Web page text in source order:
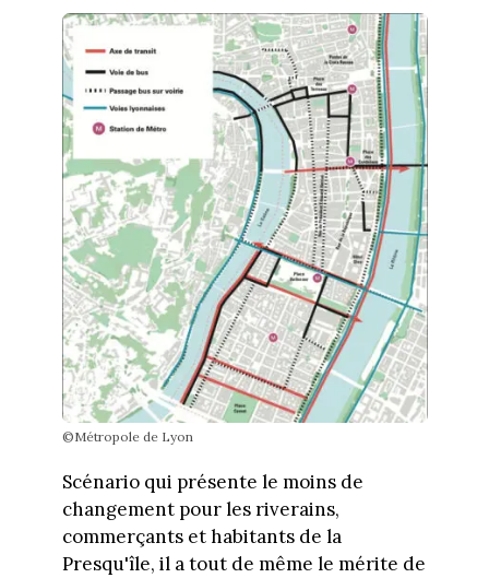
©Métropole de Lyon
Scénario qui présente le moins de
changement pour les riverains,
commerçants et habitants de la
Presqu'île, il a tout de même le mérite de